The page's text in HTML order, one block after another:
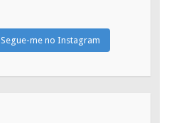
Segue-me no Instagram